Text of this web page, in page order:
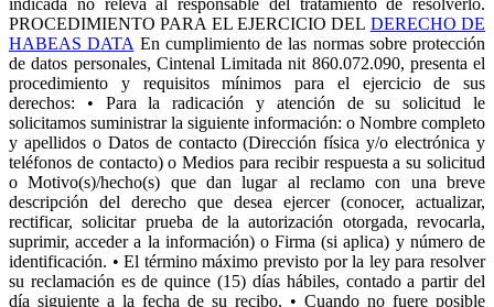
PROCEDIMIENTO PARA EL EJERCICIO DEL DERECHO DE
HABEAS DATA En cumplimiento de las normas sobre protección
de datos personales, Cintenal Limitada nit 860.072.090, presenta el
procedimiento y requisitos mínimos para el ejercicio de sus
derechos: • Para la radicación y atención de su solicitud le
solicitamos suministrar la siguiente información: o Nombre completo
y apellidos o Datos de contacto (Dirección física y/o electrónica y
teléfonos de contacto) o Medios para recibir respuesta a su solicitud
o Motivo(s)/hecho(s) que dan lugar al reclamo con una breve
descripción del derecho que desea ejercer (conocer, actualizar,
rectificar, solicitar prueba de la autorización otorgada, revocarla,
suprimir, acceder a la información) o Firma (si aplica) y número de
identificación. • El término máximo previsto por la ley para resolver
su reclamación es de quince (15) días hábiles, contado a partir del
día siguiente a la fecha de su recibo. • Cuando no fuere posible